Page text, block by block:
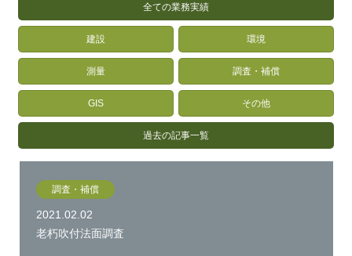
全ての業務実績
建設 環境
測量 調査・補償
GIS その他
過去の記事一覧
調査・補償
2021.02.02
老朽吹付法面調査